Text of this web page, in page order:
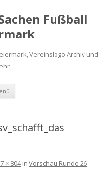
Fußball
Vereinslogo Archiv und
Zum
springen
× 804in Vorschau Runde 26